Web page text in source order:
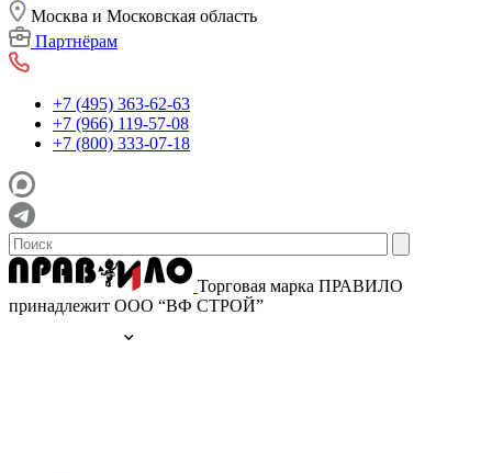
Москва и Московская область
Партнёрам
+7 (495) 363-62-63
+7 (966) 119-57-08
+7 (800) 333-07-18
Торговая марка ПРАВИЛО
принадлежит ООО “ВФ СТРОЙ”